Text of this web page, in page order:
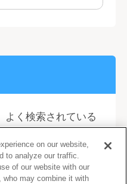
よく検索されている
on our website,
to analyze our traffic.
of our website with our
who may combine it with